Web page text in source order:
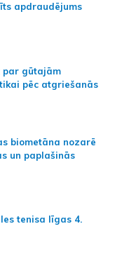
apdraudējums
par gūtajām
pēc atgriešanās
biometāna nozarē
un paplašinās
tenisa līgas 4.